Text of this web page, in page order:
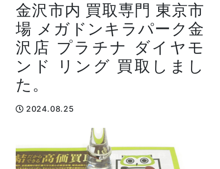
金沢市内 買取専門 東京市
場 メガドンキラパーク金
沢店 プラチナ ダイヤモ
ンド リング 買取しまし
た。
2024.08.25